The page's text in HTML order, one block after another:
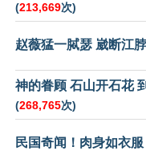
(213,669次)
赵薇猛一脦瑟 崴断江
神的眷顾 石山开石花
(268,765次)
民国奇闻！肉身如衣